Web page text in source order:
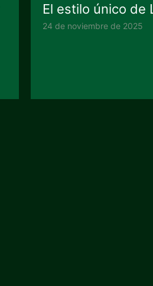
El estilo único de
24 de noviembre de 2025